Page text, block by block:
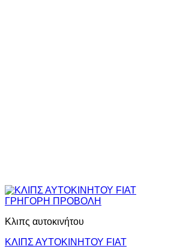
ΓΡΗΓΟΡΗ ΠΡΟΒΟΛΗ
Κλιπς αυτοκινήτου
ΚΛΙΠΣ ΑΥΤΟΚΙΝΗΤΟΥ FIAT